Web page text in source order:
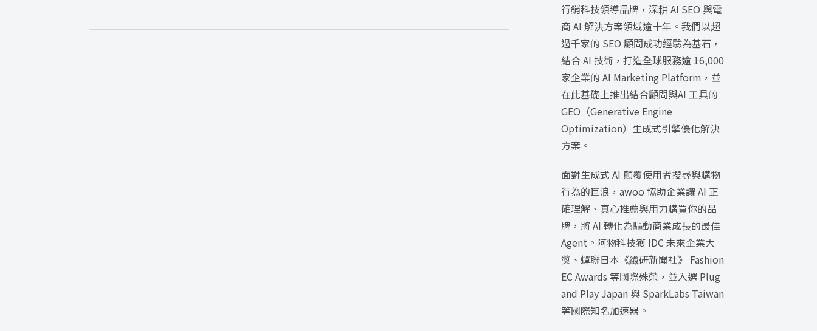
行銷科技領導品牌，深耕 AI SEO 與電
商 AI 解決方案領域逾十年。我們以超
過千家的 SEO 顧問成功經驗為基石，
結合 AI 技術，打造全球服務逾 16,000
家企業的 AI Marketing Platform，並
在此基礎上推出結合顧問與AI 工具的
GEO（Generative Engine
Optimization）生成式引擎優化解決
方案。
面對生成式 AI 顛覆使用者搜尋與購物
行為的巨浪，awoo 協助企業讓 AI 正
確理解、真心推薦與用力購買你的品
牌，將 AI 轉化為驅動商業成長的最佳
Agent。阿物科技獲 IDC 未來企業大
獎、蟬聯日本《繊研新聞社》 Fashion
EC Awards 等國際殊榮，並入選 Plug
and Play Japan 與 SparkLabs Taiwan
等國際知名加速器。